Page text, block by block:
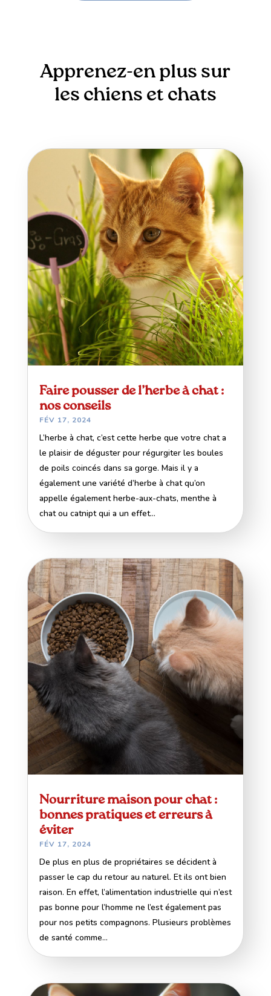
Apprenez-en plus sur
les chiens et chats
Faire pousser de l’herbe à chat :
nos conseils
FÉV 17, 2024
L’herbe à chat, c’est cette herbe que votre chat a
le plaisir de déguster pour régurgiter les boules
de poils coincés dans sa gorge. Mais il y a
également une variété d’herbe à chat qu’on
appelle également herbe-aux-chats, menthe à
chat ou catnipt qui a un effet...
Nourriture maison pour chat :
bonnes pratiques et erreurs à
éviter
FÉV 17, 2024
De plus en plus de propriétaires se décident à
passer le cap du retour au naturel. Et ils ont bien
raison. En effet, l’alimentation industrielle qui n’est
pas bonne pour l’homme ne l’est également pas
pour nos petits compagnons. Plusieurs problèmes
de santé comme...